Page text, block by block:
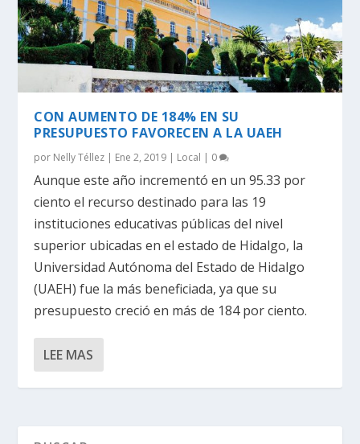
CON AUMENTO DE 184% EN SU
PRESUPUESTO FAVORECEN A LA UAEH
por Nelly Téllez | Ene 2, 2019 | Local | 0
Aunque este año incrementó en un 95.33 por
ciento el recurso destinado para las 19
instituciones educativas públicas del nivel
superior ubicadas en el estado de Hidalgo, la
Universidad Autónoma del Estado de Hidalgo
(UAEH) fue la más beneficiada, ya que su
presupuesto creció en más de 184 por ciento.
LEE MAS